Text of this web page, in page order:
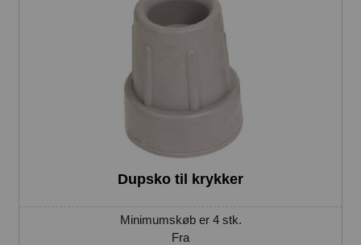
Dupsko til krykker
Minimumskøb er 4 stk.
Fra